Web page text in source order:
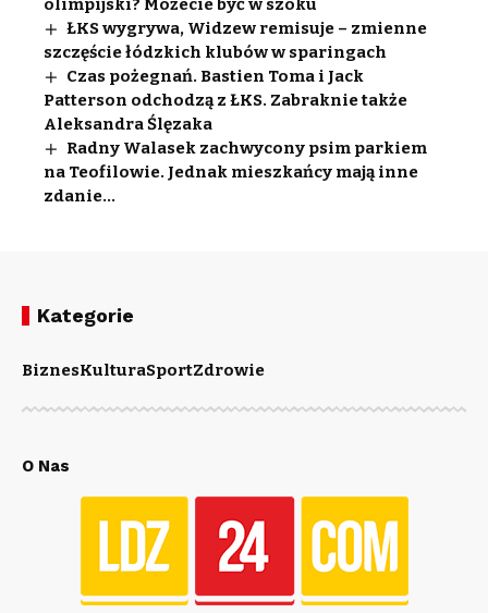
olimpijski? Możecie być w szoku
ŁKS wygrywa, Widzew remisuje – zmienne
szczęście łódzkich klubów w sparingach
Czas pożegnań. Bastien Toma i Jack
Patterson odchodzą z ŁKS. Zabraknie także
Aleksandra Ślęzaka
Radny Walasek zachwycony psim parkiem
na Teofilowie. Jednak mieszkańcy mają inne
zdanie…
Kategorie
BiznesKulturaSportZdrowie
O Nas